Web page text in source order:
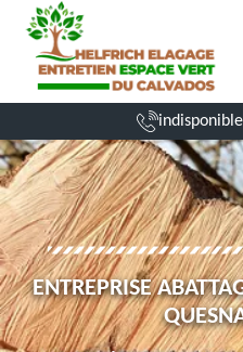
indisponible
ENTREPRISE